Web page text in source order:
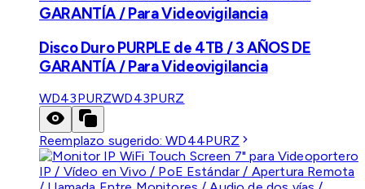
GARANTÍA / Para Videovigilancia
Disco Duro PURPLE de 4TB / 3 AÑOS DE
GARANTÍA / Para Videovigilancia
WD43PURZWD43PURZ
Reemplazo sugerido:WD44PURZ